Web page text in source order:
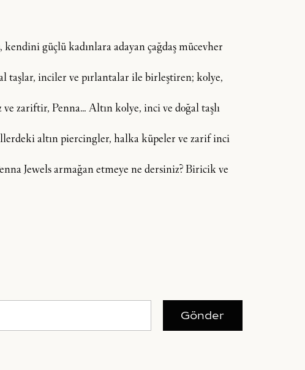
güçlü kadınlara adayan çağdaş mücevher
taşlar, inciler ve pırlantalar ile birleştiren; kolye,
zariftir, Penna… Altın kolye, inci ve doğal taşlı
altın piercingler, halka küpeler ve zarif inci
Jewels armağan etmeye ne dersiniz? Biricik ve
Gönder